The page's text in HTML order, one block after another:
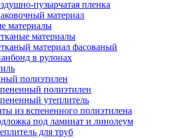
пузырчатая пленка
материал
материалы
материалы
материал фасованый
в рулонах
полиэтилен
полиэтилен
утеплитель
из вспененного полиэтилена
под ламинат и линолеум
для труб